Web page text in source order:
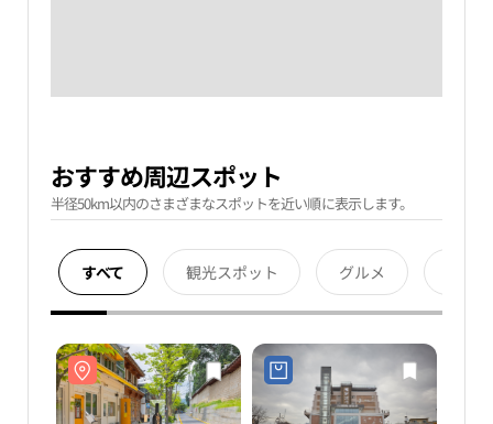
おすすめ周辺スポット
半径50km以内のさまざまなスポットを近い順に表示します。
すべて 観光スポット グルメ